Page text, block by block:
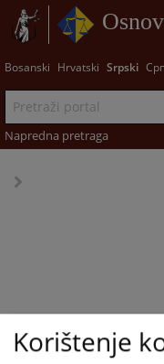
Bosanski Hrvatski Srpski
Napredna pretraga
Korištenje